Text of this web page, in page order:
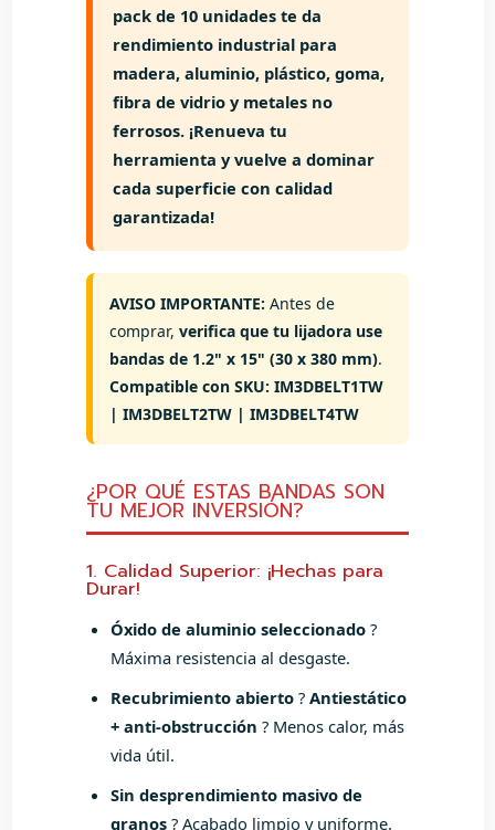
pack de 10 unidades te da
rendimiento industrial para
madera, aluminio, plástico, goma,
fibra de vidrio y metales no
ferrosos. ¡Renueva tu
herramienta y vuelve a dominar
cada superficie con calidad
garantizada!
AVISO IMPORTANTE: Antes de
comprar, verifica que tu lijadora use
bandas de 1.2" x 15" (30 x 380 mm).
Compatible con SKU: IM3DBELT1TW
| IM3DBELT2TW | IM3DBELT4TW
¿POR QUÉ ESTAS BANDAS SON
TU MEJOR INVERSIÓN?
1. Calidad Superior: ¡Hechas para
Durar!
Óxido de aluminio seleccionado ?
Máxima resistencia al desgaste.
Recubrimiento abierto ? Antiestático
+ anti-obstrucción ? Menos calor, más
vida útil.
Sin desprendimiento masivo de
granos ? Acabado limpio y uniforme.